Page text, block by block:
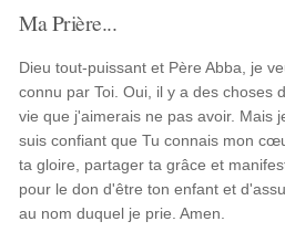
Ma Prière...
Dieu tout-puissant et Père Abba, je
connu par Toi. Oui, il y a des choses
vie que j'aimerais ne pas avoir. Mais
suis confiant que Tu connais mon
ta gloire, partager ta grâce et
pour le don d'être ton enfant et
au nom duquel je prie. Amen.